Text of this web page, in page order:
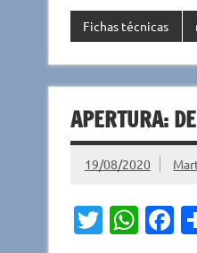
Fichas técnicas
APERTURA:
19/08/2020
T W